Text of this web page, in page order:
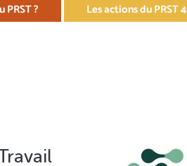
? Les actions du PRST 4